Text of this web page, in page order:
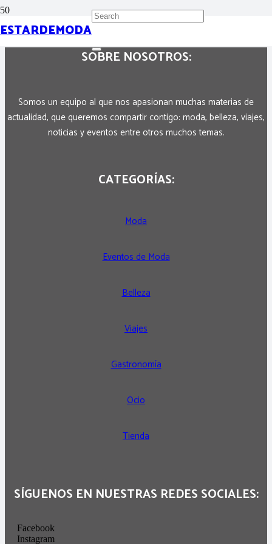
ESTARDEMODA
SOBRE NOSOTROS:
Somos un equipo al que nos apasionan muchas materias de
actualidad, que queremos compartir contigo: moda, belleza, viajes,
noticias y eventos entre otros muchos temas.
CATEGORÍAS:
Moda
Eventos de Moda
Belleza
Viajes
Gastronomía
Ocio
Tienda
SÍGUENOS EN NUESTRAS REDES SOCIALES:
Facebook
Instagram